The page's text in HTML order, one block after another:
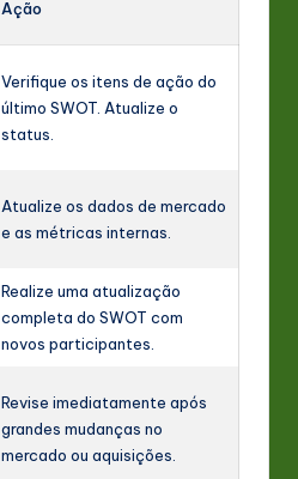
Ação
Verifique os itens de ação do
último SWOT. Atualize o
status.
Atualize os dados de mercado
e as métricas internas.
Realize uma atualização
completa do SWOT com
novos participantes.
Revise imediatamente após
grandes mudanças no
mercado ou aquisições.